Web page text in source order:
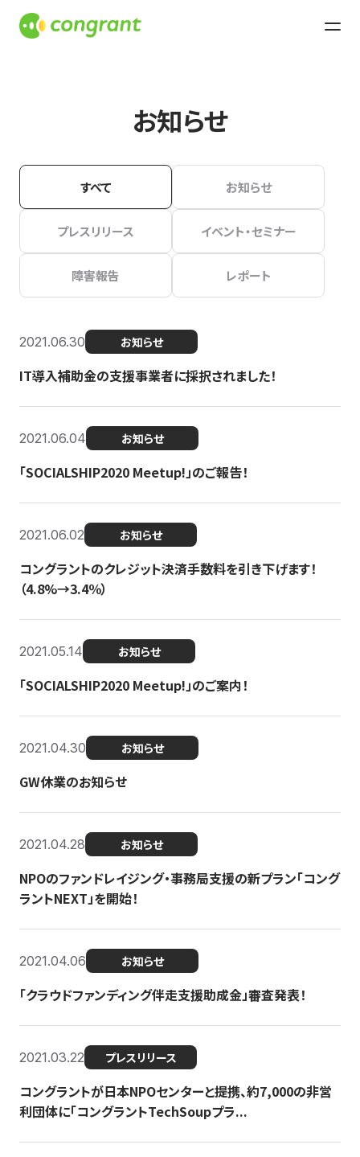
お知らせ
すべて お知らせ
プレスリリース イベント・セミナー
障害報告 レポート
2021.06.30 お知らせ
IT導入補助金の支援事業者に採択されました！
2021.06.04 お知らせ
「SOCIALSHIP2020 Meetup!」のご報告！
2021.06.02 お知らせ
コングラントのクレジット決済手数料を引き下げます！
（4.8%→3.4％）
2021.05.14 お知らせ
「SOCIALSHIP2020 Meetup!」のご案内！
2021.04.30 お知らせ
GW休業のお知らせ
2021.04.28 お知らせ
NPOのファンドレイジング・事務局支援の新プラン「コング
ラントNEXT」を開始！
2021.04.06 お知らせ
「クラウドファンディング伴走支援助成金」審査発表！
2021.03.22 プレスリリース
コングラントが日本NPOセンターと提携、約7,000の非営
利団体に「コングラントTechSoupプラ...